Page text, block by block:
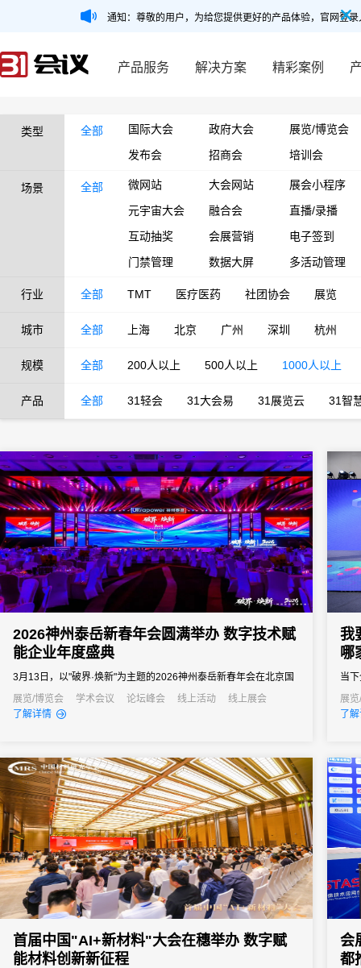
通知：尊敬的用户，为给您提供更好的产品体验，官网登
产品服务 解决方案 精彩案例
类型 全部 国际大会 政府大会
展览/博览会
发布会
招商会 培训会
场景 全部 微网站 大会网站
展会小程序
元宇宙大会
融合会
直播/录播
互动抽奖
会展营销
电子签到
门禁管理
数据大屏 多活动管理
行业 全部 TMT 医疗医药 社团协会 展览
城市 全部 上海 北京 广州 深圳 杭州
规模 全部 200人以上 500人以上 1000人以上
产品 全部 31轻会 31大会易 31展览云 31智
2026神州泰岳新春年会圆满举办 数字技术赋
能企业年度盛典
3月13日，以"破界·焕新"为主题的2026神州泰岳新春年会在北京国
家会议中心成功举办。来自全国的1600余名泰岳人齐聚一堂，回望
2025奋进征程，共启AI时代的战略新征程，以"破认知之界、破人效
展览/博览会 学术会议 论坛峰会 线上活动
线上展会
了解详情
我
哪
当
北
办
不统
展
了
首届中国"AI+新材料"大会在穗举办 数字赋
能材料创新新征程
会
都